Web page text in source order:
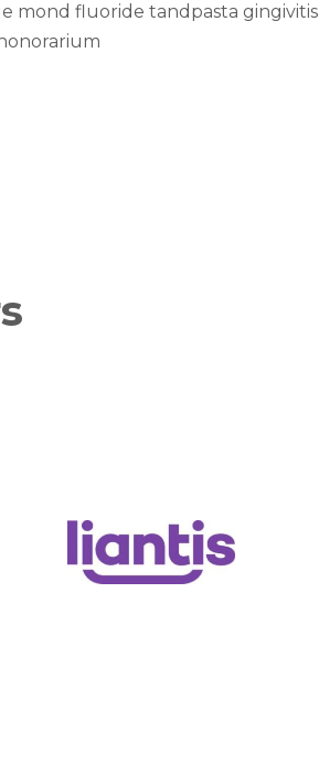
mond fluoride tandpasta gingivitis